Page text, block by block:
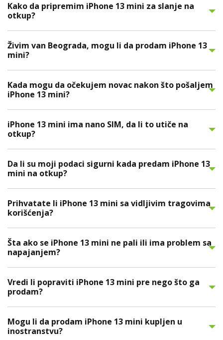
Kako da pripremim iPhone 13 mini za slanje na
otkup?
Živim van Beograda, mogu li da prodam iPhone 13
mini?
Kada mogu da očekujem novac nakon što pošaljem
iPhone 13 mini?
iPhone 13 mini ima nano SIM, da li to utiče na
otkup?
Da li su moji podaci sigurni kada predam iPhone 13
mini na otkup?
Prihvatate li iPhone 13 mini sa vidljivim tragovima
korišćenja?
Šta ako se iPhone 13 mini ne pali ili ima problem sa
napajanjem?
Vredi li popraviti iPhone 13 mini pre nego što ga
prodam?
Mogu li da prodam iPhone 13 mini kupljen u
inostranstvu?